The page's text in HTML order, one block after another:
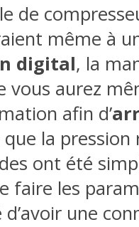
de
même à
digital, la
vous aurez
afin d’
que la
ont été
faire les
d’avoir une